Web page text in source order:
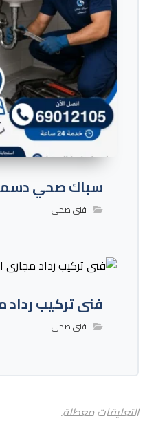
سباك صحي
فنى صحى
فنى تركيب رداد
فنى صحى
التعليقات معطلة.